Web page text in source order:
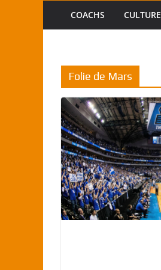
COACHS CULTURE
Folie de Mars